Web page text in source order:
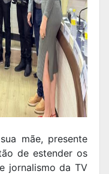
mãe, presente
de estender os
jornalismo da TV